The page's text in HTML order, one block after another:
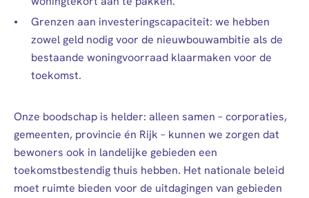
Grenzen aan investeringscapaciteit: we hebben
zowel geld nodig voor de nieuwbouwambitie als de
bestaande woningvoorraad klaarmaken voor de
toekomst.
Onze boodschap is helder: alleen samen – corporaties,
gemeenten, provincie én Rijk – kunnen we zorgen dat
bewoners ook in landelijke gebieden een
toekomstbestendig thuis hebben. Het nationale beleid
moet ruimte bieden voor de uitdagingen van gebieden